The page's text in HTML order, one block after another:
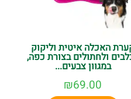
האכלה איטית וליקוק
ולחתולים בצורת כפה,
במגוון צבעים...
₪69.00